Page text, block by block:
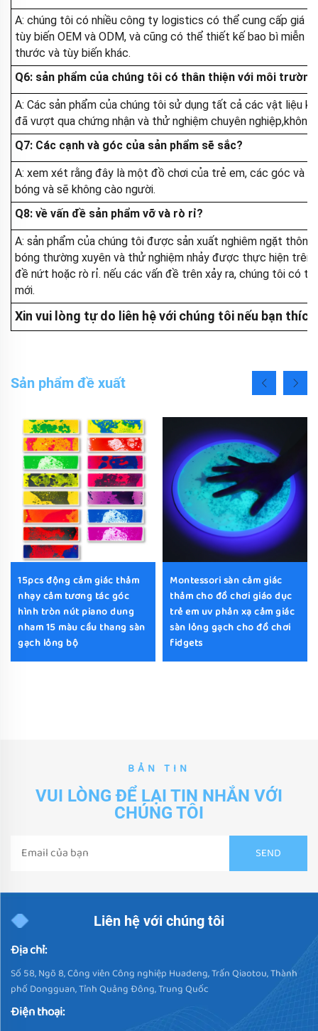
A: chúng tôi có nhiều công ty logistics có thể cung cấp giá
tùy biến OEM và ODM, và cũng có thể thiết kế bao bì miễn
thước và tùy biến khác.
Q6: sản phẩm của chúng tôi có thân thiện với môi
A: Các sản phẩm của chúng tôi sử dụng tất cả các vật liệu
đã vượt qua chứng nhận và thử nghiệm chuyên
Q7: Các cạnh và góc của sản phẩm sẽ sắc?
A: xem xét rằng đây là một đồ chơi của trẻ em, các góc và
bóng và sẽ không cào người.
Q8: về vấn đề sản phẩm vỡ và rò rỉ?
A: sản phẩm của chúng tôi được sản xuất nghiêm ngặt
bóng thường xuyên và thử nghiệm nhảy được thực hiện trên
đề nứt hoặc rò rỉ. nếu các vấn đề trên xảy ra, chúng tôi có
mới.
Xin vui lòng tự do liên hệ với chúng tôi nếu bạn
Sản phẩm đề xuất
15pcs động cảm giác thảm
nhạy cảm tương tác góc
hình tròn nút piano dung
nham 15 màu cầu thang sàn
gạch lỏng bộ
Montessori sàn cảm giác
thảm cho đồ chơi giáo dục
trẻ em uv phản xạ cảm giác
sàn lỏng gạch cho đồ chơi
fidgets
BẢN TIN
VUI LÒNG ĐỂ LẠI TIN NHẮN VỚI
CHÚNG TÔI
Liên hệ với chúng tôi
Địa chỉ:
Số 58, Ngõ 8, Công viên Công nghiệp Huadeng, Trấn Qiaotou, Thành
phố Dongguan, Tỉnh Quảng Đông, Trung Quốc
Điện thoại: